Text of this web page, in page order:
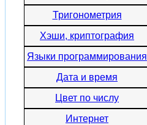
Тригонометрия
Хэши, криптография
Языки программирования
Дата и время
Цвет по числу
Интернет